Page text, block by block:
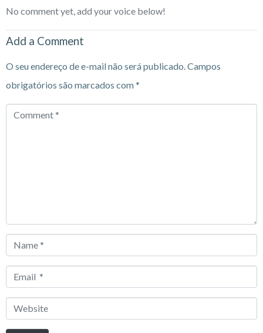
No comment yet, add your voice below!
Add a Comment
O seu endereço de e-mail não será publicado.Campos
obrigatórios são marcados com*
Comment
Name
Email
Website